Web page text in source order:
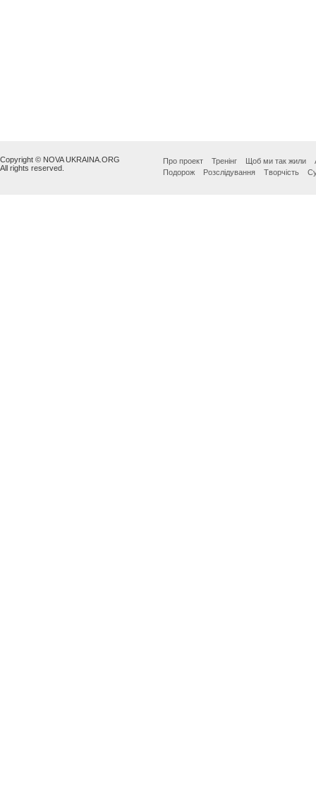
Copyright © NOVA UKRAINA.ORG
All rights reserved.
Про проект Тренінг Щоб ми так жили
Подорож
Розслідування Творчість